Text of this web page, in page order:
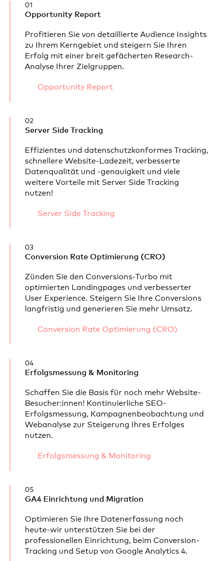
01
Opportunity Report
Profitieren Sie von detaillierte Audience Insights
zu Ihrem Kerngebiet und steigern Sie Ihren
Erfolg mit einer breit gefächerten Research-
Analyse Ihrer Zielgruppen.
Opportunity Report
02
Server Side Tracking
Effizientes und datenschutzkonformes Tracking,
schnellere Website-Ladezeit, verbesserte
Datenqualität und -genauigkeit und viele
weitere Vorteile mit Server Side Tracking
nutzen!
Server Side Tracking
03
Conversion Rate Optimierung (CRO)
Zünden Sie den Conversions-Turbo mit
optimierten Landingpages und verbesserter
User Experience. Steigern Sie Ihre Conversions
langfristig und generieren Sie mehr Umsatz.
Conversion Rate Optimierung (CRO)
04
Erfolgsmessung & Monitoring
Schaffen Sie die Basis für noch mehr Website-
Besucher:innen! Kontinuierliche SEO-
Erfolgsmessung, Kampagnenbeobachtung und
Webanalyse zur Steigerung Ihres Erfolges
nutzen.
Erfolgsmessung & Monitoring
05
GA4 Einrichtung und Migration
Optimieren Sie Ihre Datenerfassung noch
heute-wir unterstützen Sie bei der
professionellen Einrichtung, beim Conversion-
Tracking und Setup von Google Analytics 4.